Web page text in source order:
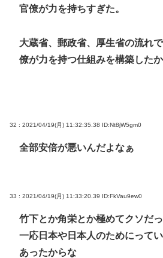
官僚が力を持ちすぎた。
大蔵省、郵政省、厚生省の流れ
僚が力を持つ仕組みを構築した
32 : 2021/04/19(月) 11:32:35.38 ID:Nt8jW5gm0
全部安倍が悪いんだよなぁ
33 : 2021/04/19(月) 11:33:20.39 ID:FkVau9ew0
竹下とか角栄とか極めてクソだ
一応日本や日本人のためにって
あったからな